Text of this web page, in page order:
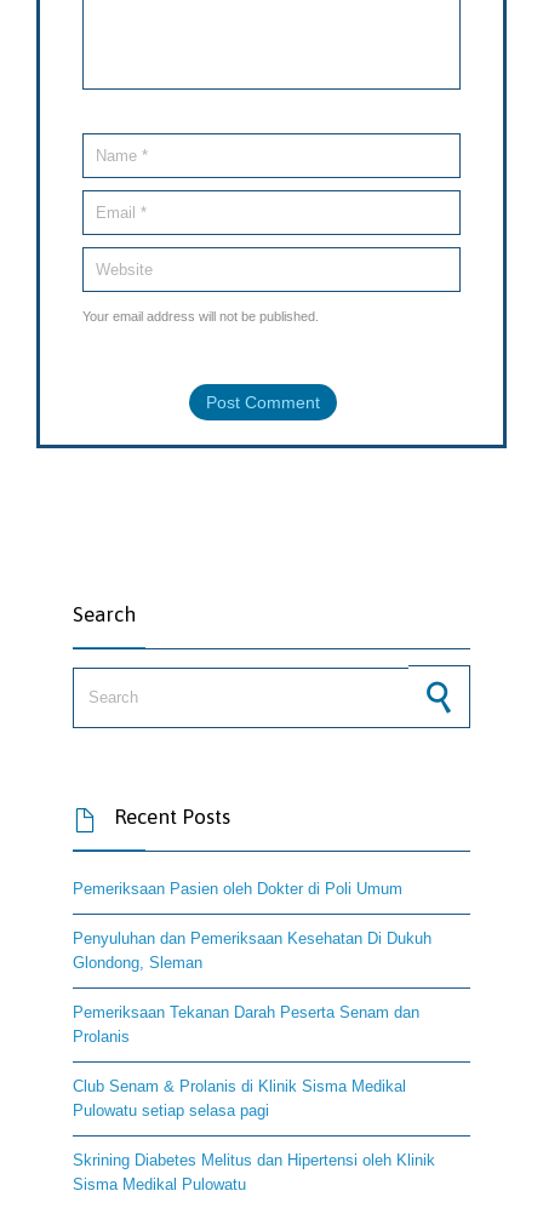
Your email address will not be published.
Search
 Recent Posts
Pemeriksaan Pasien oleh Dokter di Poli Umum
Penyuluhan dan Pemeriksaan Kesehatan Di Dukuh
Glondong, Sleman
Pemeriksaan Tekanan Darah Peserta Senam dan
Prolanis
Club Senam & Prolanis di Klinik Sisma Medikal
Pulowatu setiap selasa pagi
Skrining Diabetes Melitus dan Hipertensi oleh Klinik
Sisma Medikal Pulowatu